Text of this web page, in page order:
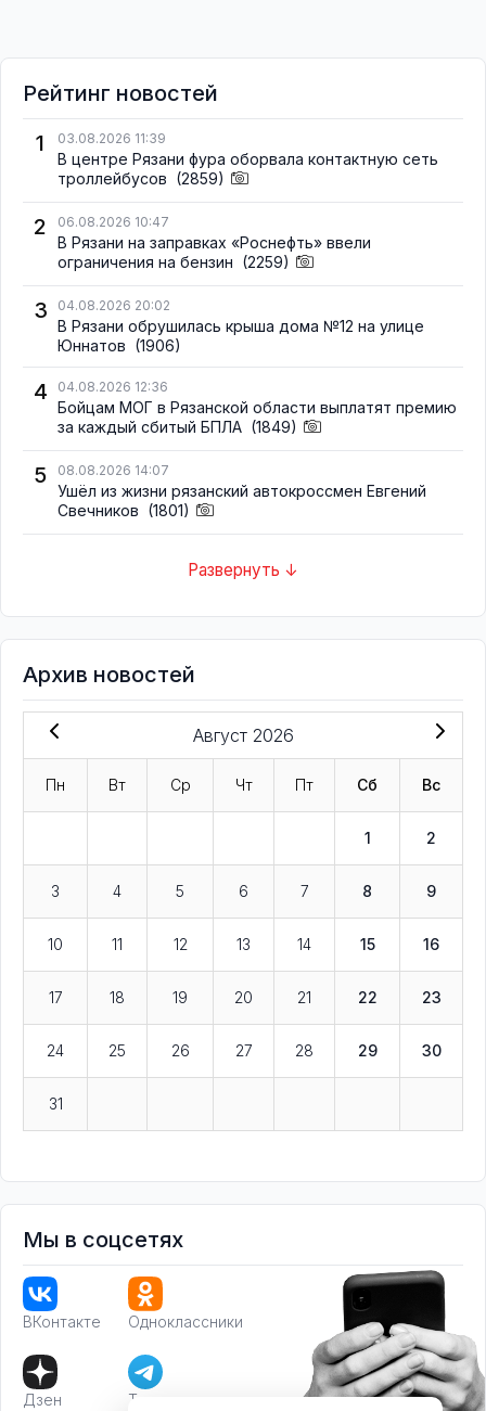
Рейтинг новостей
1
03.08.2026 11:39
В центре Рязани фура оборвала контактную сеть
троллейбусов (2859)
2 06.08.2026 10:47
В Рязани на заправках «Роснефть» ввели
ограничения на бензин (2259)
3 04.08.2026 20:02
В Рязани обрушилась крыша дома №12 на улице
Юннатов (1906)
4 04.08.2026 12:36
Бойцам МОГ в Рязанской области выплатят премию
за каждый сбитый БПЛА (1849)
5 08.08.2026 14:07
Ушёл из жизни рязанский автокроссмен Евгений
Свечников (1801)
Развернуть ↓
Архив новостей
Август 2026
Пн Вт Ср Чт Пт Сб Вс
1 2
3 4 5 6 7 8 9
10 11 12 13 14 15 16
17 18 19 20 21 22 23
24 25 26 27 28 29 30
31
Мы в соцсетях
ВКонтакте Одноклассники
Дзен Телеграм